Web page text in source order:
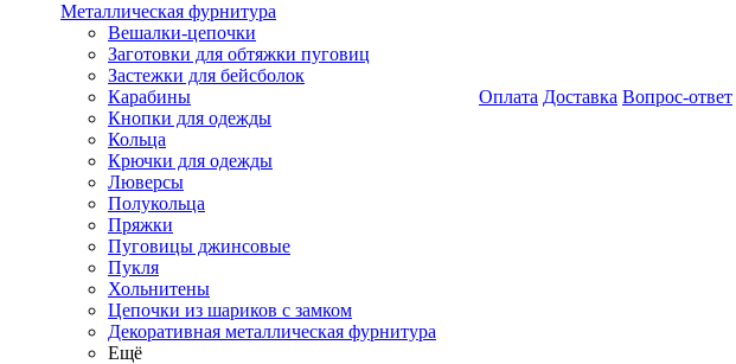
Металлическая фурнитура
Вешалки-цепочки
Заготовки для обтяжки пуговиц
Застежки для бейсболок
Карабины
Кнопки для одежды
Кольца
Крючки для одежды
Люверсы
Полукольца
Пряжки
Пуговицы джинсовые
Пукля
Хольнитены
Цепочки из шариков с замком
Декоративная металлическая фурнитура
Ещё
Оплата Доставка Вопрос-ответ